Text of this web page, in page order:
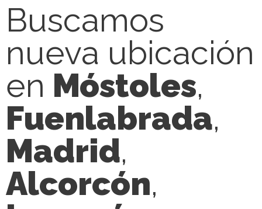
Buscamos
nueva ubicación
en Móstoles,
Fuenlabrada,
Madrid,
Alcorcón,